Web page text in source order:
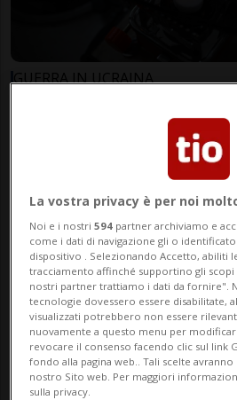
GUERRA IN UCRAINA
Kharkiv e Donetsk
La vostra privacy è per noi
Noi e i nostri594 partner archiviamo e
come i dati di navigazione gli o
dispositivo . Selezionando Accetto, abiliti
tracciamento affinché supportino gli
nostri partner trattiamo i dati da fornire".
tecnologie dovessero essere disabilitate,
visualizzati potrebbero non essere
nuovamente a questo menu per
revocare il consenso facendo clic sul link
fondo alla pagina web.. Tali scelte
nostro Sito web. Per maggiori
sulla privacy.